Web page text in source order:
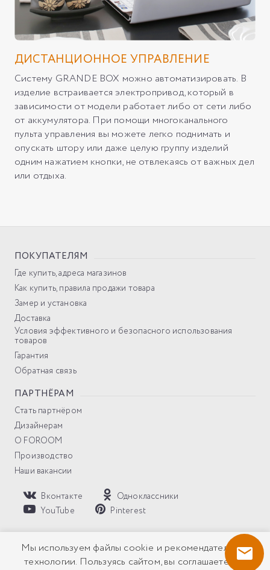
ДИСТАНЦИОННОЕ УПРАВЛЕНИЕ
Систему GRANDE BOX можно автоматизировать. В
изделие встраивается электропривод, который в
зависимости от модели работает либо от сети либо
от аккумулятора. При помощи многоканального
пульта управления вы можете легко поднимать и
опускать штору или даже целую группу изделий
одним нажатием кнопки, не отвлекаясь от важных дел
или отдыха.
ПОКУПАТЕЛЯМ
Где купить, адреса магазинов
Как купить, правила продажи товара
Замер и установка
Доставка
Условия эффективного и безопасного использования
товаров
Гарантия
Обратная связь
ПАРТНЁРАМ
Стать партнёром
Дизайнерам
О FOROOM
Производство
Наши вакансии
Вконтакте
Одноклассники
YouTube
Pinterest
Политика компании в отношении обработки персональных
данных
Мы используем файлы cookie и рекомендательные
технологии. Пользуясь сайтом, вы соглашаетесь с